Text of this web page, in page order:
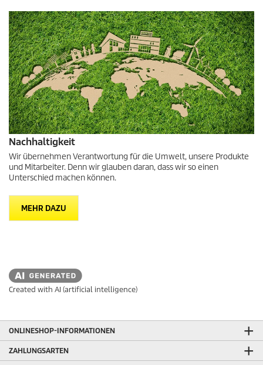
Nachhaltigkeit
Wir übernehmen Verantwortung für die Umwelt, unsere Produkte
und Mitarbeiter. Denn wir glauben daran, dass wir so einen
Unterschied machen können.
MEHR DAZU
Created with AI (artificial intelligence)
ONLINESHOP-INFORMATIONEN
ZAHLUNGSARTEN